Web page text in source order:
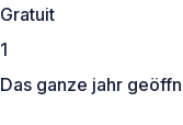
Gratuit
1
Das ganze jahr